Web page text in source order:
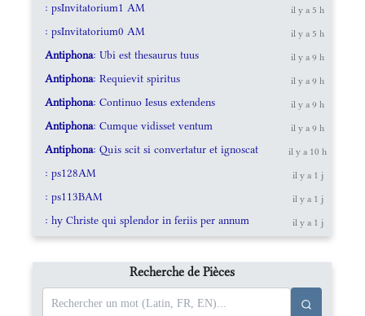
: psInvitatorium1 AM il y a 5 h
: psInvitatorium0 AM il y a 5 h
Antiphona: Ubi est thesaurus tuus il y a 9 h
Antiphona: Requievit spiritus il y a 9 h
Antiphona: Continuo Iesus extendens il y a 9 h
Antiphona: Cumque vidisset ventum il y a 9 h
Antiphona: Quis scit si convertatur et ignoscat il y a 10 h
: ps128AM il y a 1 j
: ps113BAM il y a 1 j
: hy Christe qui splendor in feriis per annum il y a 1 j
Recherche de Pièces